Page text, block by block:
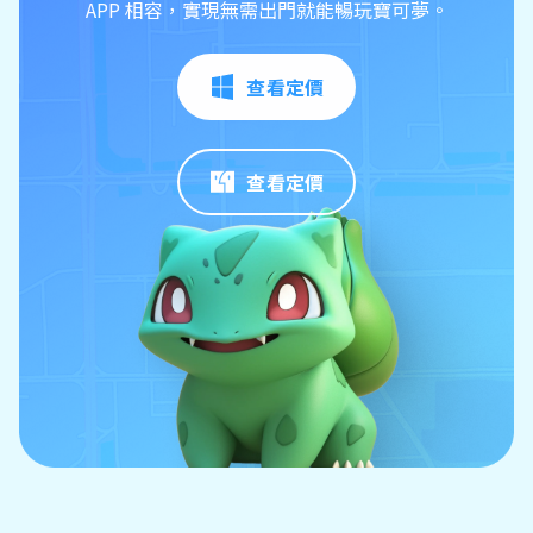
APP 相容，實現無需出門就能暢玩寶可夢。
查看定價
查看定價